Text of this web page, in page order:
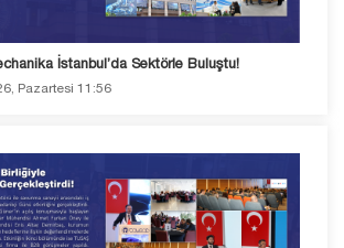
İstanbul’da Sektörle Buluştu!
Pazartesi 11:56